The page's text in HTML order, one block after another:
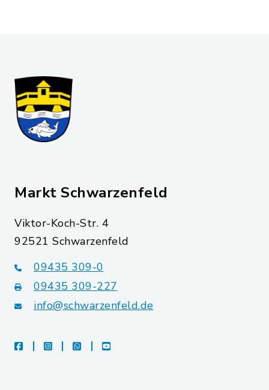
Markt Schwarzenfeld
Viktor-Koch-Str. 4
92521 Schwarzenfeld
09435 309-0
09435 309-227
info@schwarzenfeld.de
facebookinstagramwhatsappyoutube